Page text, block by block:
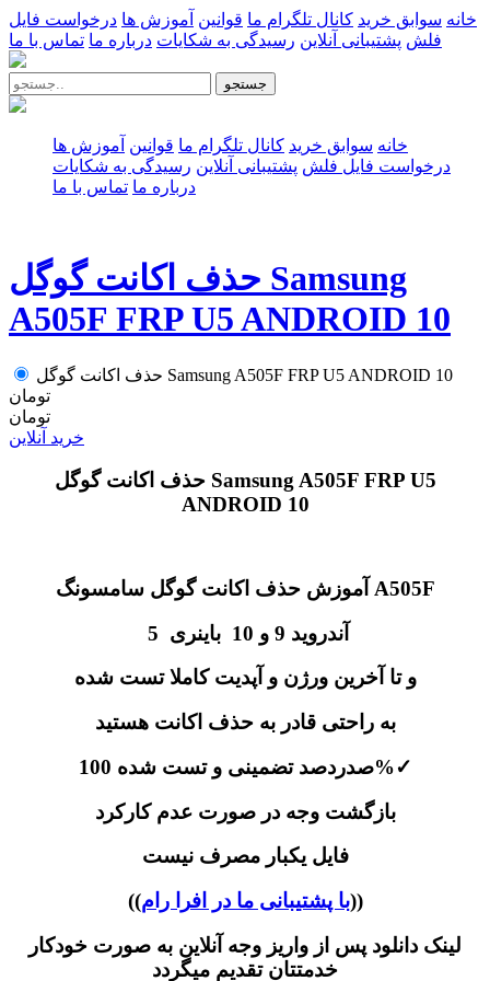
خانه سوابق خرید کانال تلگرام ما قوانین آموزش ها درخواست فایل
فلش پشتیبانی آنلاین رسیدگی به شکایات درباره ما تماس با ما
جستجو
خانه سوابق خرید کانال تلگرام ما قوانین آموزش ها
درخواست فایل فلش پشتیبانی آنلاین رسیدگی به شکایات
درباره ما تماس با ما
حذف اکانت گوگل Samsung
A505F FRP U5 ANDROID 10
حذف اکانت گوگل Samsung A505F FRP U5 ANDROID 10
تومان
تومان
خرید آنلاین
حذف اکانت گوگل Samsung A505F FRP U5
ANDROID 10
آموزش حذف اکانت گوگل سامسونگ A505F
آندروید 9 و 10 باینری 5
و تا آخرین ورژن و آپدیت کاملا تست شده
به راحتی قادر به حذف اکانت هستید
صدردصد تضمینی و تست شده 100%✓
بازگشت وجه در صورت عدم کارکرد
فایل یکبار مصرف نیست
((با پشتیبانی ما در افرا رام))
لینک دانلود پس از واریز وجه آنلاین به صورت خودکار
خدمتتان تقدیم میگردد